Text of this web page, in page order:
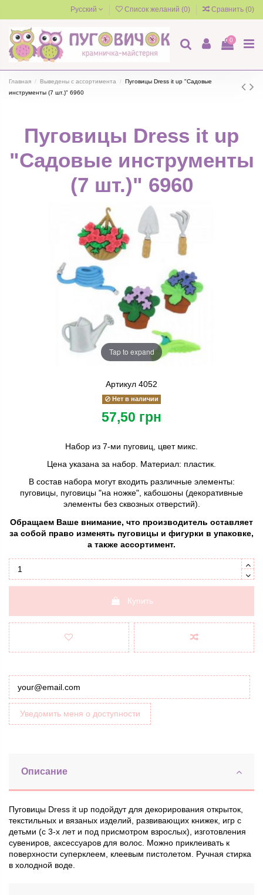
Русский Список желаний (0) Сравнить (0)
0
Главная Выведены с ассортимента
Пуговицы Dress it up "Садовые
инструменты (7 шт.)" 6960
Пуговицы Dress it up
"Садовые инструменты
(7 шт.)" 6960
Tap to expand
Артикул 4052
Нет в наличии
57,50 грн
Набор из 7-ми пуговиц, цвет микс.
Цена указана за набор. Материал: пластик.
В состав набора могут входить различные элементы:
пуговицы, пуговицы "на ножке", кабошоны (декоративные
элементы без сквозных отверстий).
Обращаем Ваше внимание, что производитель оставляет
за собой право изменять пуговицы и фигурки в упаковке,
а также ассортимент.
Купить
Уведомить меня о доступности
Описание
Пуговицы Dress it up подойдут для декорирования открыток,
текстильных и вязаных изделий, развивающих книжек, игр с
детьми (с 3-х лет и под присмотром взрослых), изготовления
сувениров, аксессуаров для волос. Можно приклеивать к
поверхности суперклеем, клеевым пистолетом. Ручная стирка
в холодной воде.